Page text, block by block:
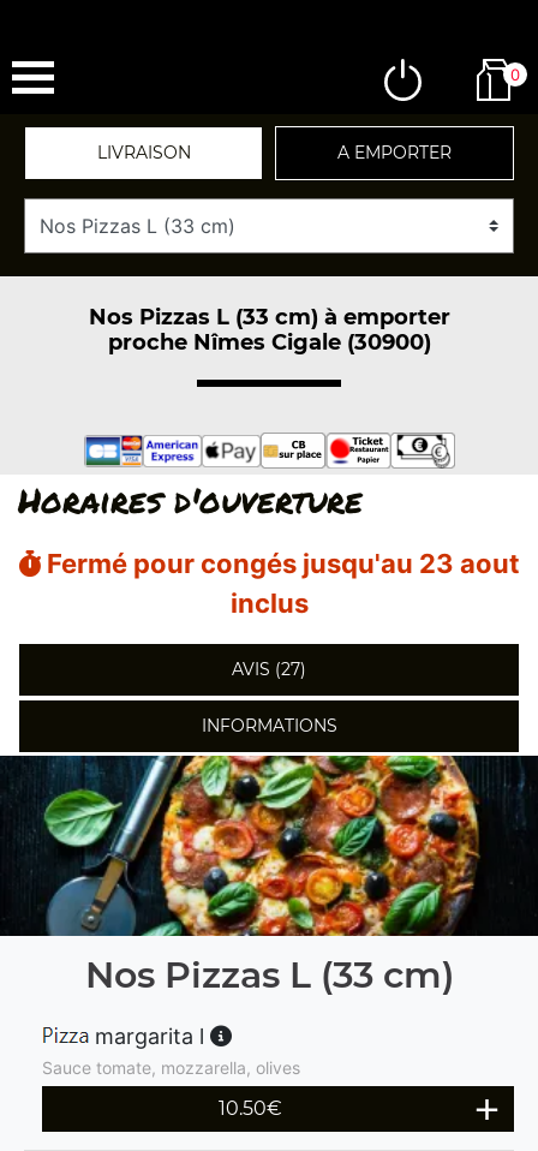
0
LIVRAISON A EMPORTER
Nos Pizzas L (33 cm) à emporter
proche Nîmes Cigale (30900)
Horaires d'ouverture
Fermé pour congés jusqu'au 23 aout
inclus
AVIS (27)
INFORMATIONS
Nos Pizzas L (33 cm)
margarita l
Sauce tomate, mozzarella, olives
10.50€